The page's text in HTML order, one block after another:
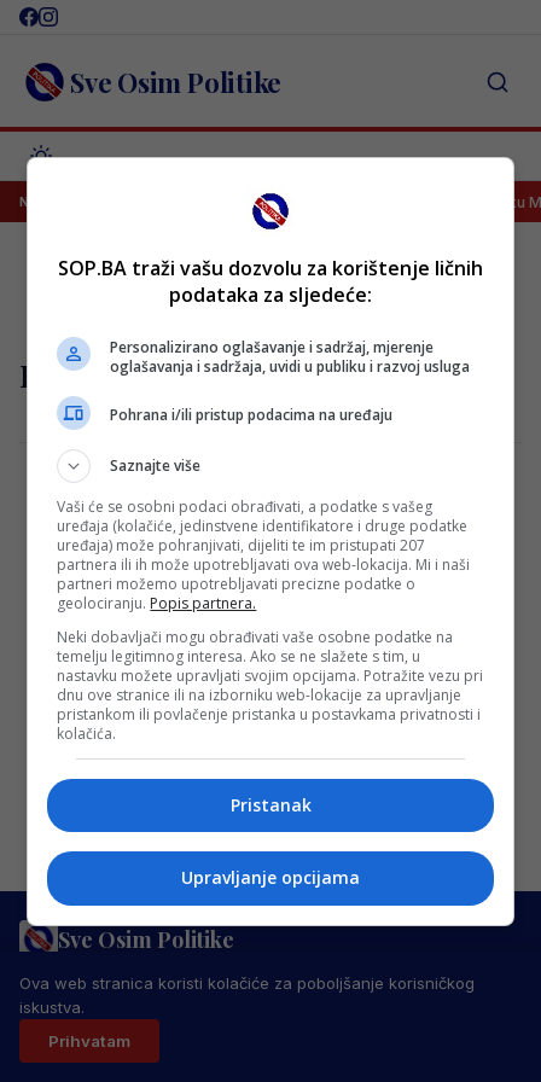
Skip
content Sve Osim Politike
NAJNOVIJEZašto su najveći klub na svijetu? Real Madrid javno poslao poruku
mundijal 2034
Sprema se presedan za Mundijal! Već se
priča o bojkotu, a uvode i nova pravila
Svjetsko prvenstvo 2034. godine u
Saudijskoj Arabiji moglo bi postati drugo
izdanje Mundijala koje će se igrati van
tradicionalnog ljetnog…
Redakcija Sop·04/12/2024
Sve Osim Politike
IMPRESSUMKONTAKT
© 2026 Sve Osim Politike. Sva prava zadržana.
Ova web stranica koristi kolačiće za poboljšanje korisničkog
iskustva.
Prihvatam
SOP.BA traži vašu dozvolu za korištenje ličnih
podataka za sljedeće:
Personalizirano oglašavanje i sadržaj, mjerenje
oglašavanja i sadržaja, uvidi u publiku i razvoj usluga
Pohrana i/ili pristup podacima na uređaju
Saznajte više
Vaši će se osobni podaci obrađivati, a podatke s vašeg
uređaja (kolačiće, jedinstvene identifikatore i druge podatke
uređaja) može pohranjivati, dijeliti te im pristupati 207
partnera ili ih može upotrebljavati ova web-lokacija. Mi i naši
partneri možemo upotrebljavati precizne podatke o
geolociranju. Popis partnera.
Neki dobavljači mogu obrađivati vaše osobne podatke na
temelju legitimnog interesa. Ako se ne slažete s tim, u
nastavku možete upravljati svojim opcijama. Potražite vezu pri
dnu ove stranice ili na izborniku web-lokacije za upravljanje
pristankom ili povlačenje pristanka u postavkama privatnosti i
kolačića.
Pristanak
Upravljanje opcijama